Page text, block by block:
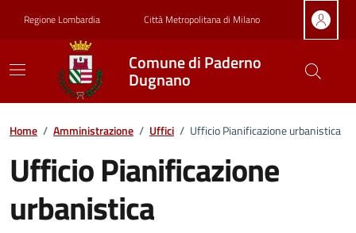
Regione Lombardia Città Metropolitana di Milano
Comune di Paderno
Dugnano
Dettagli dell'ufficio
Home / Amministrazione / Uffici / Ufficio Pianificazione urbanistica
Ufficio Pianificazione
urbanistica